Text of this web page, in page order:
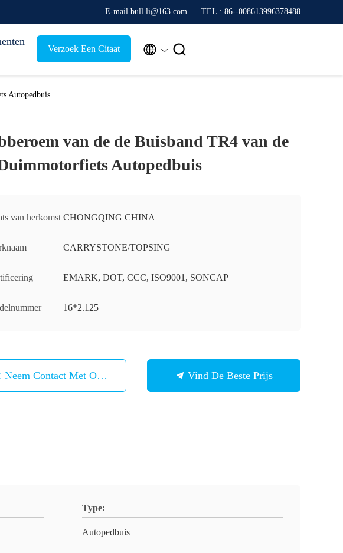
E-mail bull.li@163.com TEL.: 86--008613996378488
Verzoek Een Citaat  
Autopedbuis
van de de Buisband TR4 van de
Autopedbuis
van herkomst CHONGQING CHINA
CARRYSTONE/TOPSING
EMARK, DOT, CCC, ISO9001, SONCAP
16*2.125
Neem Contact Met Ons Op Vind De Beste Prijs
Type:
Autopedbuis